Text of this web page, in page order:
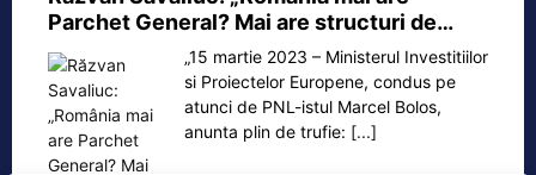
Parchet General? Mai are structuri de…
„15 martie 2023 – Ministerul Investitiilor
si Proiectelor Europene, condus pe
atunci de PNL-istul Marcel Bolos,
anunta plin de trufie: [...]